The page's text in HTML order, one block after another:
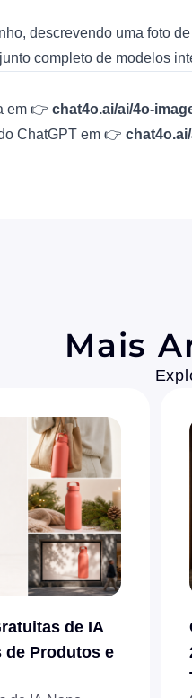
descrevendo uma foto
completo de modelos
em 👉 chat4o.ai/ai/4o-
ChatGPT em 👉
Mais
de IA
de Produtos e